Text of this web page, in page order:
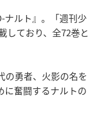
ナルト』。「週刊少
しており、全72巻と
の勇者、火影の名を
に奮闘するナルトの